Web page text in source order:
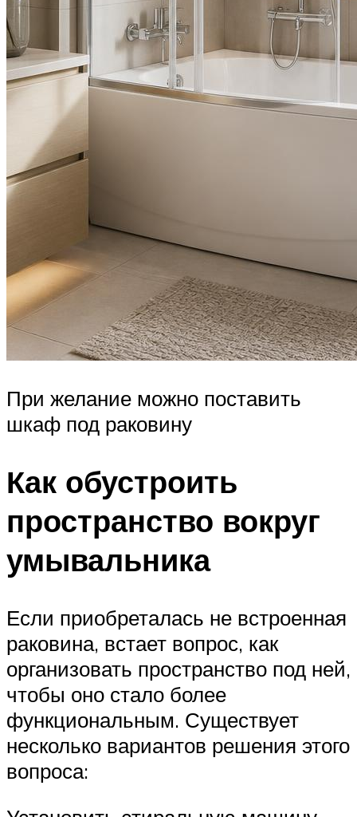
При желание можно поставить
шкаф под раковину
Как обустроить
пространство вокруг
умывальника
Если приобреталась не встроенная
раковина, встает вопрос, как
организовать пространство под ней,
чтобы оно стало более
функциональным. Существует
несколько вариантов решения этого
вопроса: